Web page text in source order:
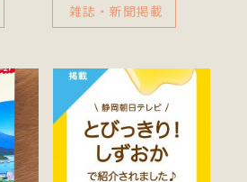
雑誌・新聞掲載